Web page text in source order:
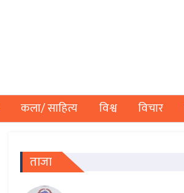
कला/ साहित्य विश्व विचार
ताजा